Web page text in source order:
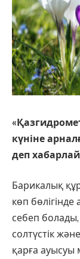
күніне
деп
Барикалық
көп
себеп
солтүстік
қарға ауысуы